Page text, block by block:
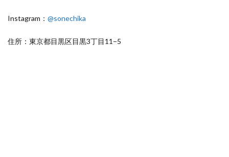
Instagram： @sonechika
住所：東京都目黒区目黒3丁目11−5